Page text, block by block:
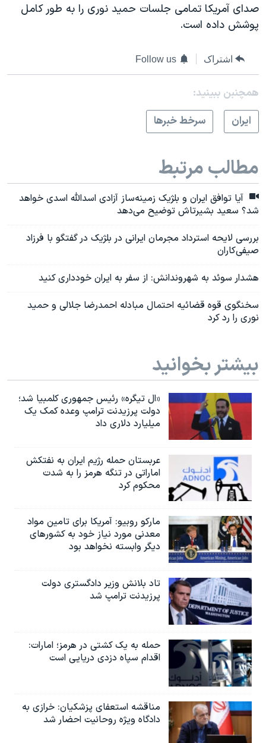
صدای آمریکا تمامی جلسات حمید نوری را به طور کامل
پوشش داده‌ است.
اشتراک Follow us
همچنبن ببینید:
ايران
سرخط خبرها
مطالب مرتبط
آیا توافق ایران و بلژیک زمینه‌ساز آزادی اسدالله اسدی خواهد
شد؟ سعید بشیرتاش توضیح می‌دهد
بررسی لایحه استرداد مجرمان ایرانی در بلژیک در گفتگو با فرزاد
صیفی‌کاران
هشدار سوئد به شهروندانش: از سفر به ایران خودداری کنید
سخنگوی قوه قضائیه احتمال مبادله احمدرضا جلالی و حمید
نوری را رد کرد
بیشتر بخوانید
«ال تیگره» رئیس جمهوری کلمبیا شد؛
دولت پرزیدنت ترامپ وعده کمک یک
میلیارد دلاری داد
عربستان حمله رژیم ایران به نفتکش
اماراتی در تنگه هرمز را به‌ شدت
محکوم کرد
مارکو روبیو: آمریکا برای تامین مواد
معدنی مورد نیاز خود به کشورهای
دیگر وابسته نخواهد بود
تاد بلانش وزیر دادگستری دولت
پرزیدنت ترامپ شد
حمله به یک کشتی در هرمز؛ امارات:
اقدام سپاه دزدی دریایی است
مناقشه استعفای پزشکیان: خرازی به
دادگاه ویژه روحانیت احضار شد